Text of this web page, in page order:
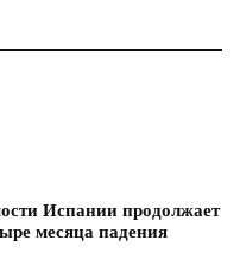
Испании продолжает
месяца падения